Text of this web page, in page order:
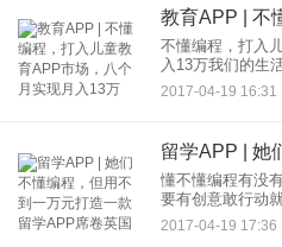
不懂编程，打入
入13万我们的生
友来说也是如此
更愿意玩操作更
2017-04-19 16:31
懂不懂编程有没
要有创意敢行动
续深造的选择，
学生超过16万人
2017-04-19 17:36